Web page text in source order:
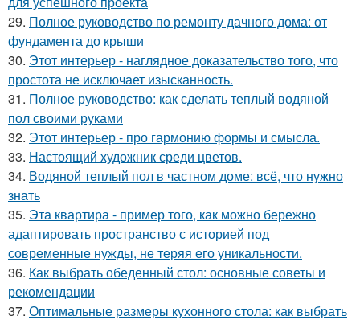
29. Полное руководство по ремонту дачного дома: от
фундамента до крыши
30. Этот интерьер - наглядное доказательство того, что
простота не исключает изысканность.
31. Полное руководство: как сделать теплый водяной
пол своими руками
32. Этот интерьер - про гармонию формы и смысла.
33. Настоящий художник среди цветов.
34. Водяной теплый пол в частном доме: всё, что нужно
знать
35. Эта квартира - пример того, как можно бережно
адаптировать пространство с историей под
современные нужды, не теряя его уникальности.
36. Как выбрать обеденный стол: основные советы и
рекомендации
37. Оптимальные размеры кухонного стола: как выбрать